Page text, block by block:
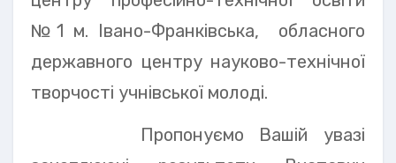
№1 м. Івано-Франківська, обласного
державного центру науково-технічної
творчості учнівської молоді.
Пропонуємо Вашій увазі